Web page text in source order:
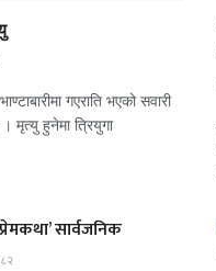
गएराति भएको सवारी
मृत्यु हुनेमा त्रियुगा
सार्वजनिक